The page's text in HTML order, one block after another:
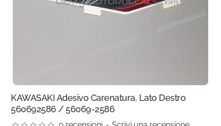
KAWASAKI Adesivo Carenatura, Lato Destro
560692586 / 56069-2586